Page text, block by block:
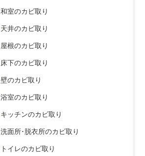
和室のカビ取り
天井のカビ取り
屋根のカビ取り
床下のカビ取り
壁のカビ取り
浴室のカビ取り
キッチンのカビ取り
洗面所･脱衣所のカビ取り
トイレのカビ取り